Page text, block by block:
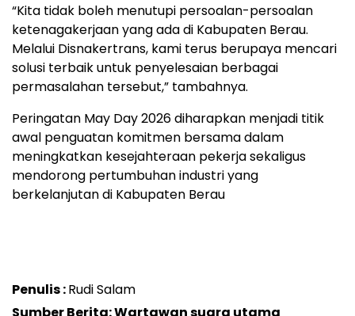
“Kita tidak boleh menutupi persoalan-persoalan
ketenagakerjaan yang ada di Kabupaten Berau.
Melalui Disnakertrans, kami terus berupaya mencari
solusi terbaik untuk penyelesaian berbagai
permasalahan tersebut,” tambahnya.
Peringatan May Day 2026 diharapkan menjadi titik
awal penguatan komitmen bersama dalam
meningkatkan kesejahteraan pekerja sekaligus
mendorong pertumbuhan industri yang
berkelanjutan di Kabupaten Berau
Penulis :Rudi Salam